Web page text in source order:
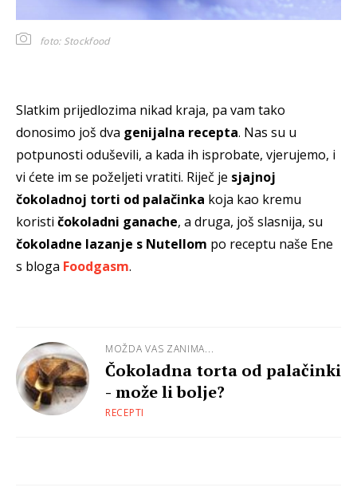
foto: Stockfood
Slatkim prijedlozima nikad kraja, pa vam tako
donosimo još dva genijalna recepta. Nas su u
potpunosti oduševili, a kada ih isprobate, vjerujemo, i
vi ćete im se poželjeti vratiti. Riječ je sjajnoj
čokoladnoj torti od palačinka koja kao kremu
koristi čokoladni ganache, a druga, još slasnija, su
čokoladne lazanje s Nutellom po receptu naše Ene
s bloga Foodgasm.
MOŽDA VAS ZANIMA...
Čokoladna torta od palačinki
- može li bolje?
RECEPTI